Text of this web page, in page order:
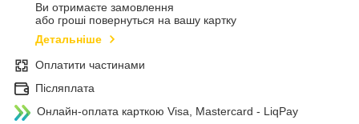
Ви отримаєте замовлення
або гроші повернуться на вашу картку
Детальніше
Оплатити частинами
Післяплата
Онлайн-оплата карткою Visa, Mastercard - LiqPay